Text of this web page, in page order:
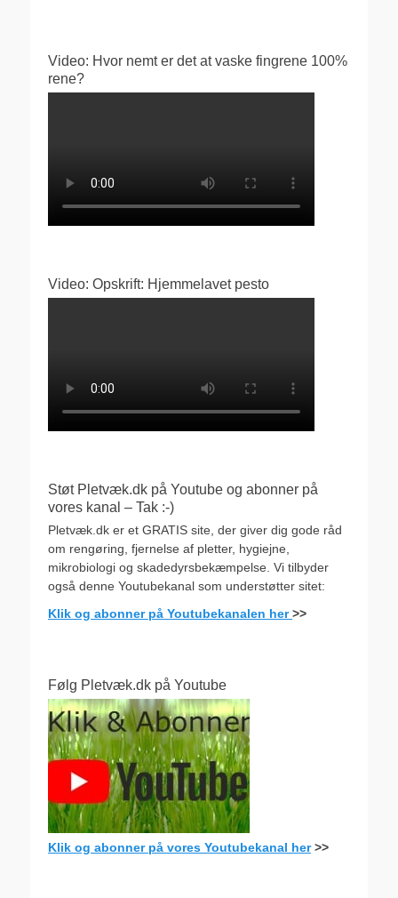
Video: Hvor nemt er det at vaske fingrene 100%
rene?
Video: Opskrift: Hjemmelavet pesto
Støt Pletvæk.dk på Youtube og abonner på
vores kanal – Tak :-)
Pletvæk.dk er et GRATIS site, der giver dig gode råd
om rengøring, fjernelse af pletter, hygiejne,
mikrobiologi og skadedyrsbekæmpelse. Vi tilbyder
også denne Youtubekanal som understøtter sitet:
Klik og abonner på Youtubekanalen her>>
Følg Pletvæk.dk på Youtube
Klik og abonner på vores Youtubekanal her>>